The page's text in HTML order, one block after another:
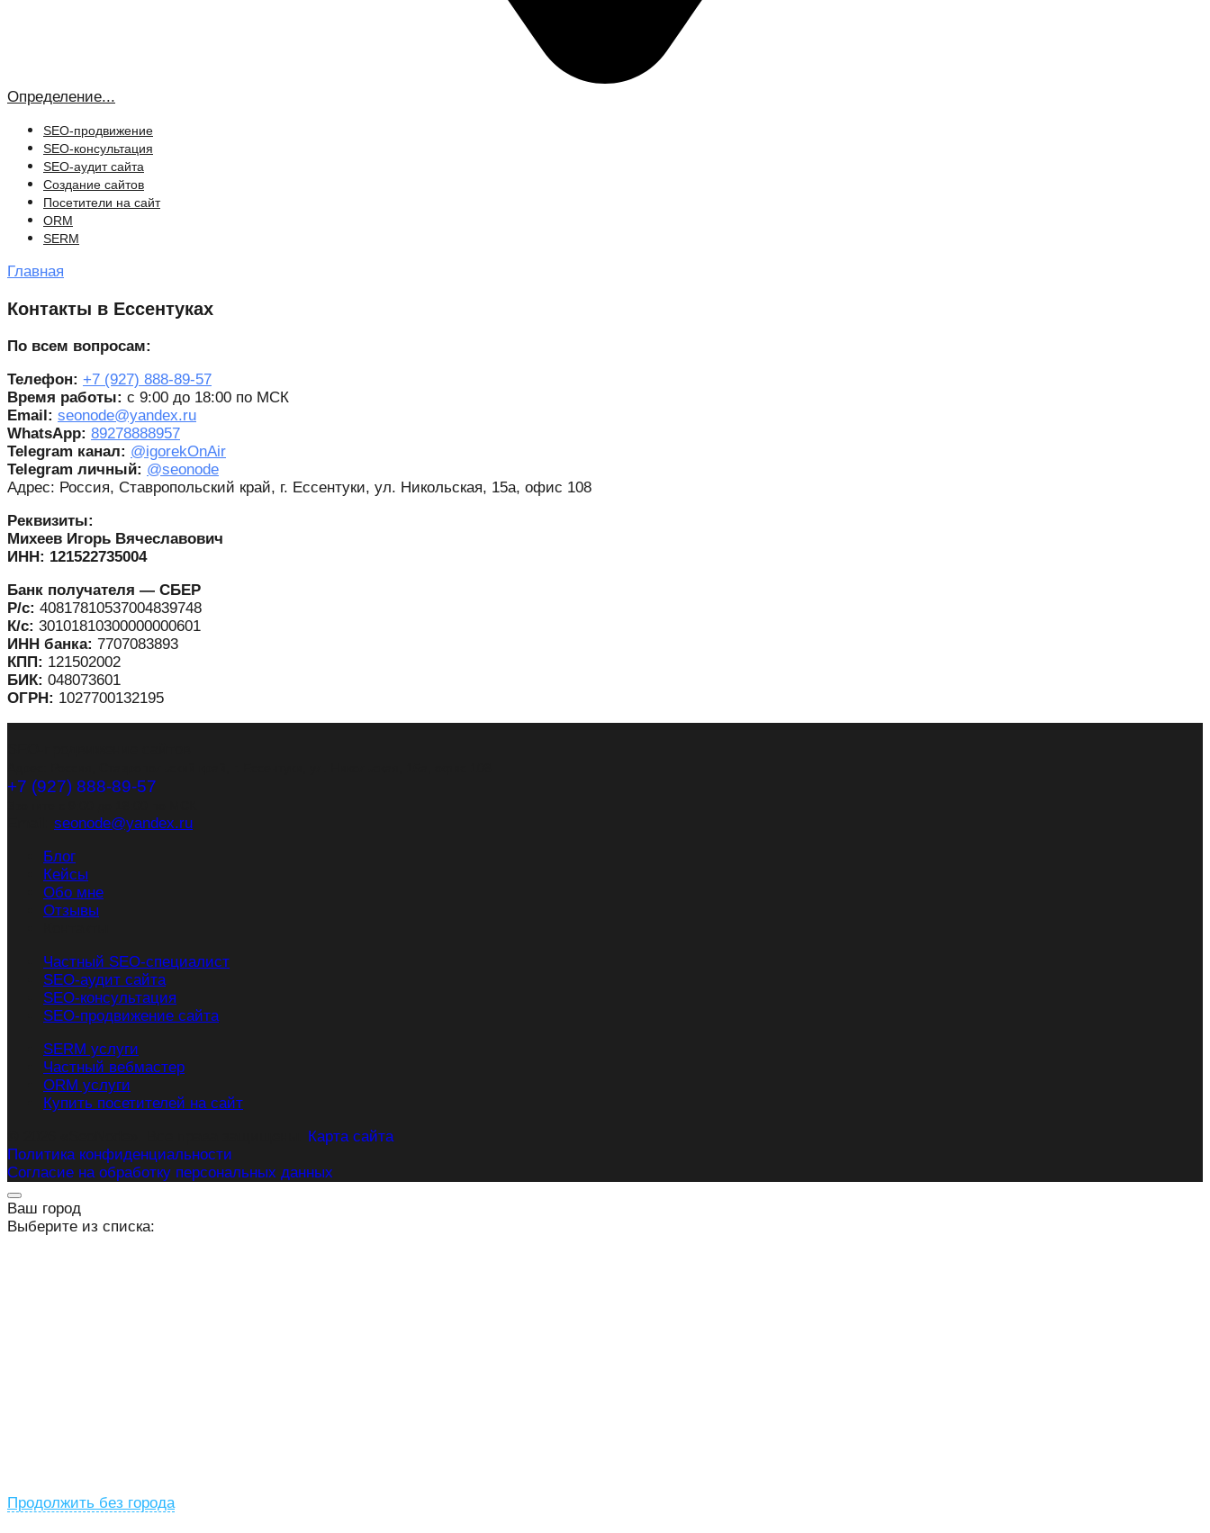
Определение...
SEO-продвижение
SEO-консультация
SEO-аудит сайта
Создание сайтов
Посетители на сайт
ORM
SERM
Главная
Контакты в Ессентуках
По всем вопросам:
Телефон: +7 (927) 888-89-57
Время работы: с 9:00 до 18:00 по МСК
Email: seonode@yandex.ru
WhatsApp: 89278888957
Telegram канал: @igorekOnAir
Telegram личный: @seonode
Адрес: Россия, Ставропольский край, г. Ессентуки, ул. Никольская, 15а, офис 108
Реквизиты:
Михеев Игорь Вячеславович
ИНН: 121522735004
Банк получателя — СБЕР
Р/с: 40817810537004839748
К/с: 30101810300000000601
ИНН банка: 7707083893
КПП: 121502002
БИК: 048073601
ОГРН: 1027700132195
+7 (927) 888-89-57
seonode@yandex.ru
Блог
Кейсы
Обо мне
Отзывы
Частный SEO-специалист
SEO-аудит сайта
SEO-консультация
SEO-продвижение сайта
SERM услуги
Частный вебмастер
ORM услуги
Купить посетителей на сайт
Карта сайта
Политика конфиденциальности
Согласие на обработку персональных данных
Ваш город
Выберите из списка:
Продолжить без города